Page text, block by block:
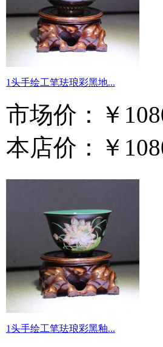
1头手绘工笔珐琅彩黑地...
市场价：
￥
本店价：
￥
1头手绘工笔珐琅彩黑釉...